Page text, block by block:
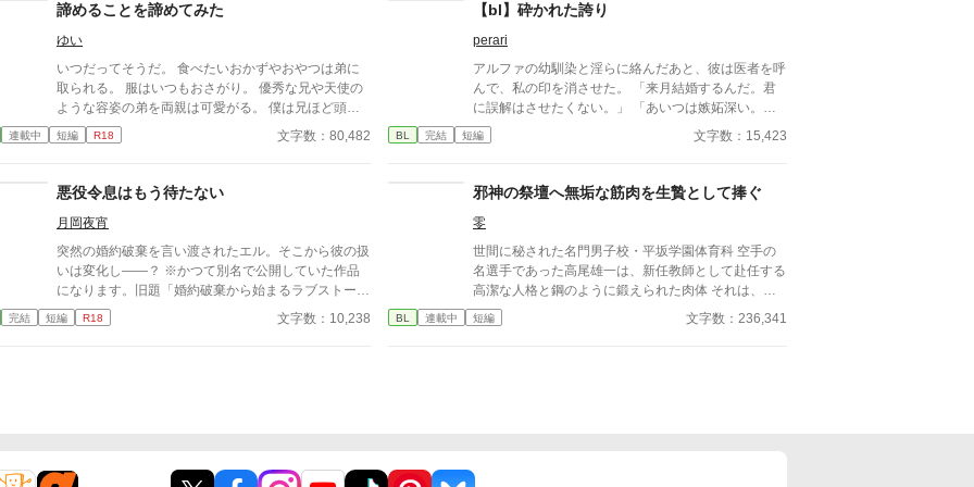
諦めることを諦めてみた
ゆい
いつだってそうだ。 食べたいおかずやおやつは弟に
取られる。 服はいつもおさがり。 優秀な兄や天使の
ような容姿の弟を両親は可愛がる。 僕は兄ほど頭は
良くないし、弟より可愛くない。 何をやらせてもミ
ソッカスな僕。 だから、何もかもを諦めた。 またし
みいただけたら嬉しいです。 投稿ペースはのんびり
誤字脱字のご報告をいただけるとありがたいです。
連載中 短編 R18 文字数：80,482
【bl】砕かれた誇り
perari
アルファの幼馴染と淫らに絡んだあと、彼は医者を呼
んで、私の印を消させた。 「来月結婚するんだ。君
に誤解はさせたくない。」 「あいつは嫉妬深い。泣
かせるわけにはいかない。」 「君ももう年頃の残り
物のオメガだろ？ 俺の印をつけたまま、他のアルフ
く、けれどどこか薄情な笑みを浮かべながら、一枚の
小切手を私に投げ渡す。 「長い間、俺に従ってきた
んだから、君を傷つけたりはしない。」 「結婚の日
には招待状を送る。必ず来て、席につけよ。」 --- い
くつかのコメントを拝見し、大変申し訳なく思ってお
ります。 私は現在日本語を勉強しており、この文章
用しています。 もし読んでくださる中で日本語のお
BL 完結 短編 文字数：15,423
悪役令息はもう待たない
月岡夜宵
突然の婚約破棄を言い渡されたエル。そこから彼の扱
いは変化し――？ ※かつて別名で公開していた作品
になります。旧題「婚約破棄から始まるラブストーリ
ー」
完結 短編 R18 文字数：10,238
邪神の祭壇へ無垢な筋肉を生贄として捧ぐ
零
世間に秘された名門男子校・平坂学園体育科 空手の
名選手であった高尾雄一は、新任教師として赴任する
高潔な人格と鋼のように鍛えられた肉体 それは、学
園にとって最高の生贄の候補に他ならなかった 至高
の筋肉を持つ、精神を削られ意志をなくした青年を太
BL 連載中 短編 文字数：236,341